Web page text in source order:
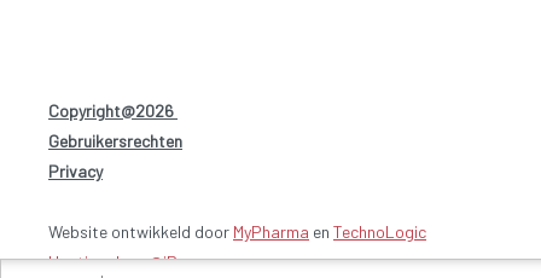
Copyright@2026
Gebruikersrechten
Privacy-
Website ontwikkeld door MyPharma en TechnoLogic
Hosting door @iPower